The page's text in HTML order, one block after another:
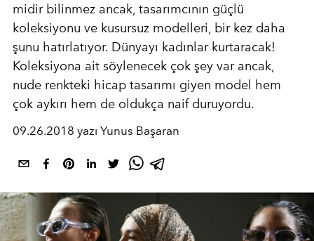
midir bilinmez ancak, tasarımcının güçlü
koleksiyonu ve kusursuz modelleri, bir kez daha
şunu hatırlatıyor. Dünyayı kadınlar kurtaracak!
Koleksiyona ait söylenecek çok şey var ancak,
nude renkteki hicap tasarımı giyen model hem
çok aykırı hem de oldukça naif duruyordu.
09.26.2018 yazı Yunus Başaran